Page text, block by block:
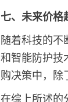
七、未来价格
随着科技的
和智能防护技
购决策中，除
在综上所述的